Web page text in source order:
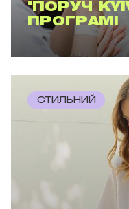
"ПОРУЧ
ПРОГРАМІ
СТИЛЬНИЙ